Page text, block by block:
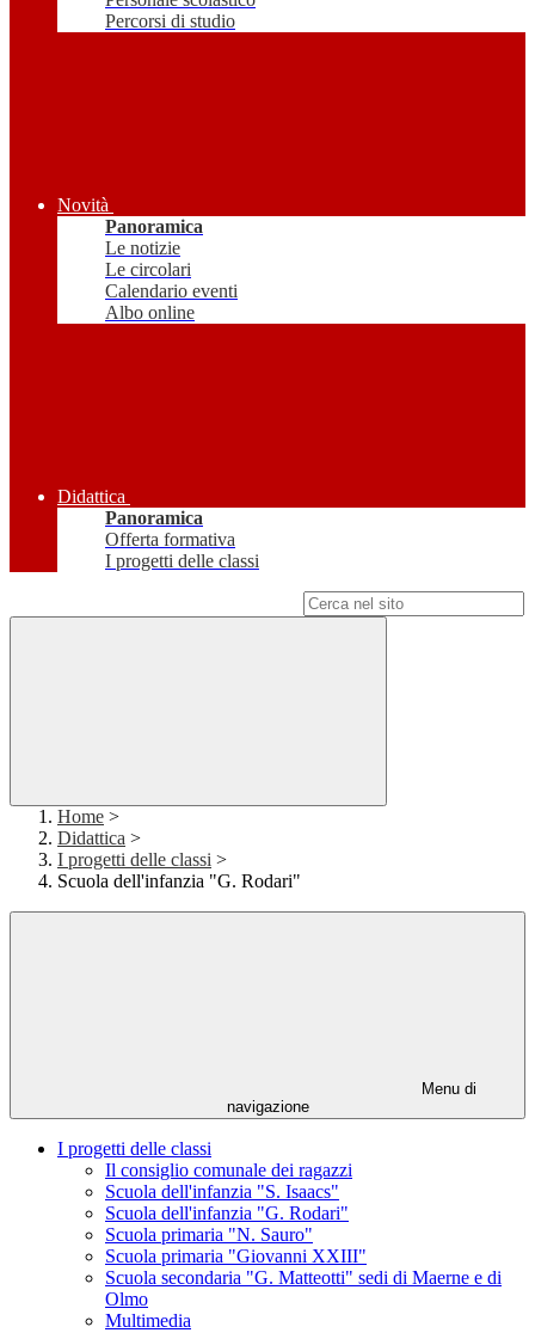
Percorsi di studio
Novità
Panoramica
Le notizie
Le circolari
Calendario eventi
Albo online
Didattica
Panoramica
Offerta formativa
I progetti delle classi
Home >
Didattica >
I progetti delle classi >
Scuola dell'infanzia "G. Rodari"
Menu di
navigazione
I progetti delle classi
Il consiglio comunale dei ragazzi
Scuola dell'infanzia "S. Isaacs"
Scuola dell'infanzia "G. Rodari"
Scuola primaria "N. Sauro"
Scuola primaria "Giovanni XXIII"
Scuola secondaria "G. Matteotti" sedi di Maerne e di
Olmo
Multimedia